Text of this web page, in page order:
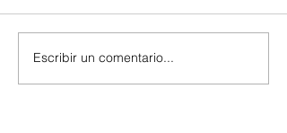
Escribir un comentario...